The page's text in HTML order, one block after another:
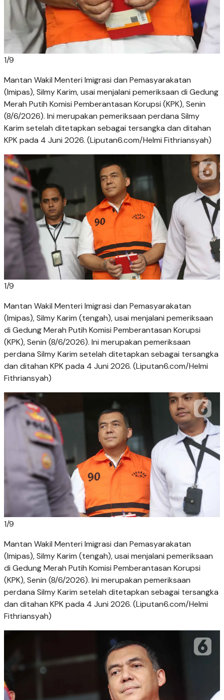
1/9
Mantan Wakil Menteri Imigrasi dan Pemasyarakatan
(Imipas), Silmy Karim, usai menjalani pemeriksaan di Gedung
Merah Putih Komisi Pemberantasan Korupsi (KPK), Senin
(8/6/2026). Ini merupakan pemeriksaan perdana Silmy
Karim setelah ditetapkan sebagai tersangka dan ditahan
KPK pada 4 Juni 2026. (Liputan6.com/Helmi Fithriansyah)
1/9
Mantan Wakil Menteri Imigrasi dan Pemasyarakatan
(Imipas), Silmy Karim (tengah), usai menjalani pemeriksaan
di Gedung Merah Putih Komisi Pemberantasan Korupsi
(KPK), Senin (8/6/2026). Ini merupakan pemeriksaan
perdana Silmy Karim setelah ditetapkan sebagai tersangka
dan ditahan KPK pada 4 Juni 2026. (Liputan6.com/Helmi
Fithriansyah)
1/9
Mantan Wakil Menteri Imigrasi dan Pemasyarakatan
(Imipas), Silmy Karim (tengah), usai menjalani pemeriksaan
di Gedung Merah Putih Komisi Pemberantasan Korupsi
(KPK), Senin (8/6/2026). Ini merupakan pemeriksaan
perdana Silmy Karim setelah ditetapkan sebagai tersangka
dan ditahan KPK pada 4 Juni 2026. (Liputan6.com/Helmi
Fithriansyah)